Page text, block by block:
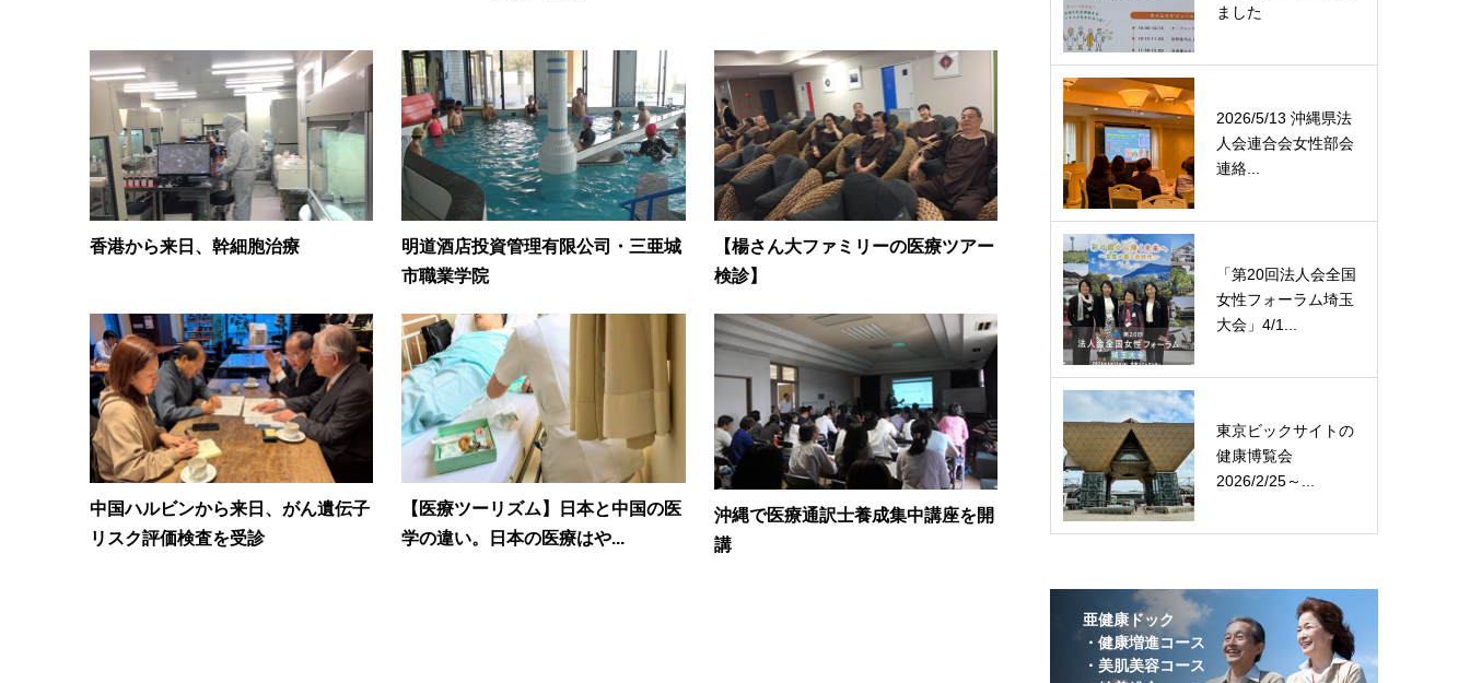
香港から来日、幹細胞治療
明道酒店投資管理有限公司・三亜城
市職業学院
【楊さん大ファミリーの医療ツアー
検診】
中国ハルビンから来日、がん遺伝子
リスク評価検査を受診
【医療ツーリズム】日本と中国の医
学の違い。日本の医療はや...
沖縄で医療通訳士養成集中講座を開
講
ました
2026/5/13 沖縄県法
人会連合会女性部会
連絡...
「第20回法人会全国
女性フォーラム埼玉
大会」4/1...
東京ビックサイトの
健康博覧会
2026/2/25～...
亜健康ドック
・健康増進コース
・美肌美容コース